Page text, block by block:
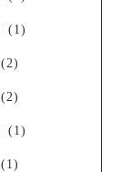
(1)
(2)
(2)
(1)
(1)